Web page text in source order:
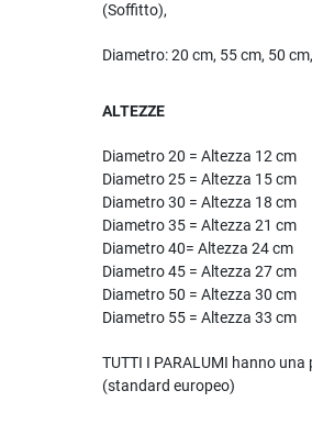
(Soffitto),
Diametro:20 cm, 55 cm, 50
ALTEZZE
Diametro 20 = Altezza 12 cm
Diametro 25 = Altezza 15 cm
Diametro 30 = Altezza 18 cm
Diametro 35 = Altezza 21 cm
Diametro 40= Altezza 24 cm
Diametro 45 = Altezza 27 cm
Diametro 50 = Altezza 30 cm
Diametro 55 = Altezza 33 cm
TUTTI I PARALUMI hanno
(standard europeo)